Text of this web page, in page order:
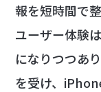
報を短時間で
ユーザー体験
になりつつあ
を受け、